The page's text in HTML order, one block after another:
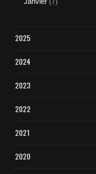
2025
2024
2023
2022
2021
2020